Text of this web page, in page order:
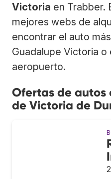
Victoria en Trabber.
mejores webs de
encontrar el auto
Guadalupe Victoria o
aeropuerto.
Ofertas de autos
de Victoria de